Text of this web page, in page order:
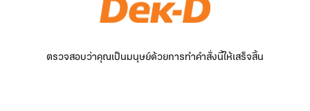
ตรวจสอบว่าคุณเป็นมนุษย์ด้วยการทำคำสั่งนี้ให้เสร็จสิ้น